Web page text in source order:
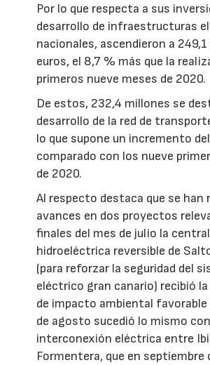
Por lo que respecta a sus
desarrollo de infraestructuras
nacionales, ascendieron a
euros, el 8,7 % más que la
primeros nueve meses de 2020.
De estos, 232,4 millones se
desarrollo de la red de
lo que supone un incremento
comparado con los nueve
de 2020.
Al respecto destaca que se han
avances en dos proyectos
finales del mes de julio la central
hidroeléctrica reversible de
(para reforzar la seguridad del
eléctrico gran canario) recibió
de impacto ambiental favorable
de agosto sucedió lo mismo
interconexión eléctrica entre
Formentera, que en septiembre